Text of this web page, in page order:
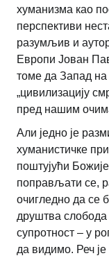
хуманизма као
перспективи
разумљив и
Европи Јован
томе да Запад
„цивилизацију
пред нашим
Али једно је
хуманистичке
поштујући
поправљати се,
очигледно да се
друштва слобода
супротност – у
да видимо. Реч